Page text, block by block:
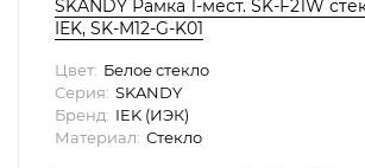
SKANDY Рамка 1-мест. SK-F21W
IEK, SK-M12-G-K01
Цвет: Белое стекло
Серия: SKANDY
Бренд: IEK (ИЭК)
Материал: Стекло